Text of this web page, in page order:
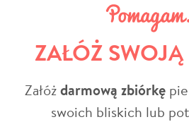
ZAŁÓŻ
Załóżdarmową zbiórkę
swoich bliskich lub